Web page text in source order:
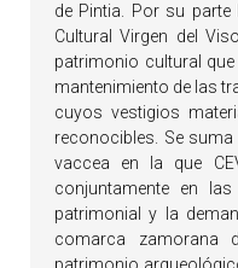
de Pintia. Por su
Cultural Virgen del
patrimonio cultural
mantenimiento de las
cuyos vestigios
reconocibles. Se
vaccea en la que
conjuntamente en
patrimonial y la
comarca